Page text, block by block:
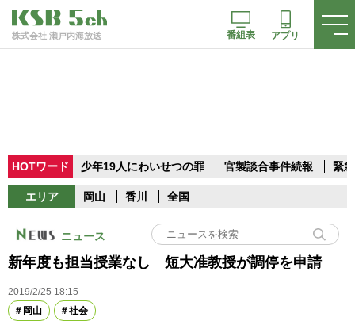
株式会社 瀬戸内海放送 番組表 アプリ
HOTワード 少年19人にわいせつの罪 官製談合事件続報 緊
エリア 岡山 香川 全国
ニュース
新年度も担当授業なし 短大准教授が調停を申請
2019/2/25 18:15
岡山
社会